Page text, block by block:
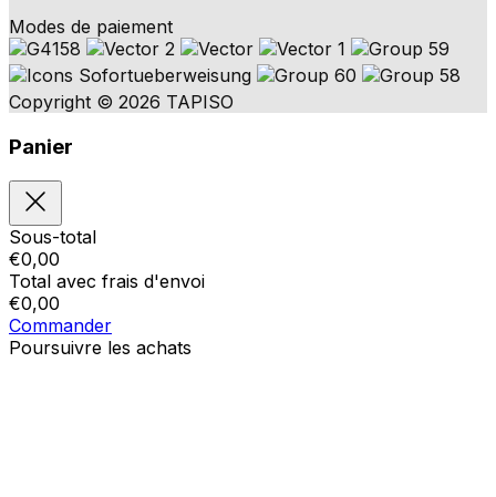
Modes de paiement
Copyright © 2026 TAPISO
Panier
Sous-total
€0,00
Total avec frais d'envoi
€0,00
Commander
Poursuivre les achats